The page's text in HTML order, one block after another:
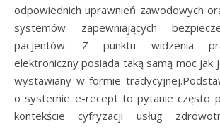
odpowiednich uprawnień zawodowych
systemów zapewniających
pacjentów. Z punktu widzenia
elektroniczny posiada taką samą moc jak
wystawiany w formie
o systemie e-recept to pytanie często
kontekście cyfryzacji usług